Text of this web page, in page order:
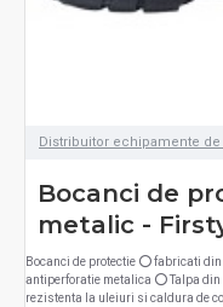
Distribuitor echipamente de
Bocanci de
metalic -
Bocanci de protectie ⭕ fabricati
antiperforatie metalica ⭕ Talpa
rezistenta la uleiuri si caldura de